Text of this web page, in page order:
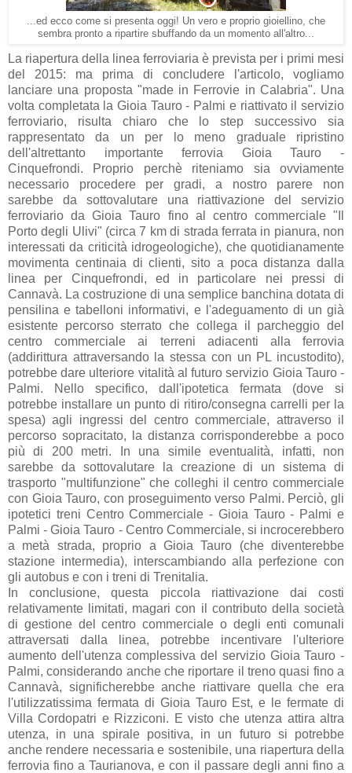
...ed ecco come si presenta oggi! Un vero e proprio gioiellino, che
sembra pronto a ripartire sbuffando da un momento all'altro...
La riapertura della linea ferroviaria è prevista per i primi mesi
del 2015: ma prima di concludere l'articolo, vogliamo
lanciare una proposta "made in Ferrovie in Calabria". Una
volta completata la Gioia Tauro - Palmi e riattivato il servizio
ferroviario, risulta chiaro che lo step successivo sia
rappresentato da un per lo meno graduale ripristino
dell'altrettanto importante ferrovia Gioia Tauro -
Cinquefrondi. Proprio perchè riteniamo sia ovviamente
necessario procedere per gradi, a nostro parere non
sarebbe da sottovalutare una riattivazione del servizio
ferroviario da Gioia Tauro fino al centro commerciale "Il
Porto degli Ulivi" (circa 7 km di strada ferrata in pianura, non
interessati da criticità idrogeologiche), che quotidianamente
movimenta centinaia di clienti, sito a poca distanza dalla
linea per Cinquefrondi, ed in particolare nei pressi di
Cannavà. La costruzione di una semplice banchina dotata di
pensilina e tabelloni informativi, e l'adeguamento di un già
esistente percorso sterrato che collega il parcheggio del
centro commerciale ai terreni adiacenti alla ferrovia
(addirittura attraversando la stessa con un PL incustodito),
potrebbe dare ulteriore vitalità al futuro servizio Gioia Tauro -
Palmi. Nello specifico, dall'ipotetica fermata (dove si
potrebbe installare un punto di ritiro/consegna carrelli per la
spesa) agli ingressi del centro commerciale, attraverso il
percorso sopracitato, la distanza corrisponderebbe a poco
più di 200 metri. In una simile eventualità, infatti, non
sarebbe da sottovalutare la creazione di un sistema di
trasporto "multifunzione" che colleghi il centro commerciale
con Gioia Tauro, con proseguimento verso Palmi. Perciò, gli
ipotetici treni Centro Commerciale - Gioia Tauro - Palmi e
Palmi - Gioia Tauro - Centro Commerciale, si incrocerebbero
a metà strada, proprio a Gioia Tauro (che diventerebbe
stazione intermedia), interscambiando alla perfezione con
gli autobus e con i treni di Trenitalia.
In conclusione, questa piccola riattivazione dai costi
relativamente limitati, magari con il contributo della società
di gestione del centro commerciale o degli enti comunali
attraversati dalla linea, potrebbe incentivare l'ulteriore
aumento dell'utenza complessiva del servizio Gioia Tauro -
Palmi, considerando anche che riportare il treno quasi fino a
Cannavà, significherebbe anche riattivare quella che era
l'utilizzatissima fermata di Gioia Tauro Est, e le fermate di
Villa Cordopatri e Rizziconi. E visto che utenza attira altra
utenza, in una spirale positiva, in un futuro si potrebbe
anche rendere necessaria e sostenibile, una riapertura della
ferrovia fino a Taurianova, e con il passare degli anni fino a